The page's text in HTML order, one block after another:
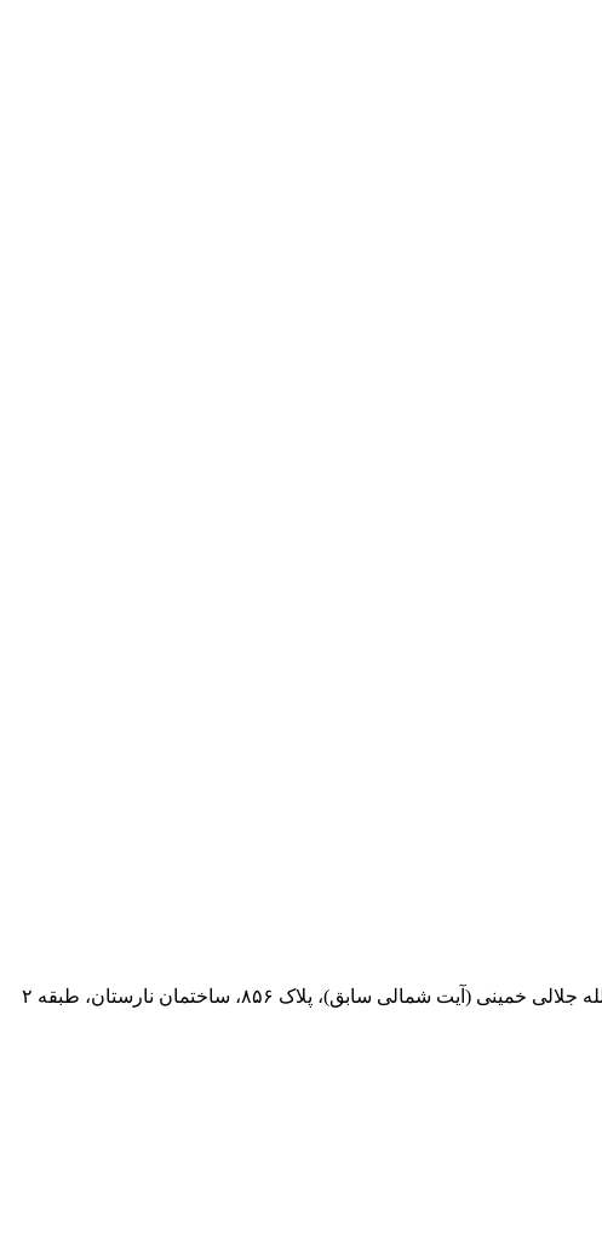
شمالی سابق)، پلاک ۸۵۶، ساختمان نارستان، طبقه ۲